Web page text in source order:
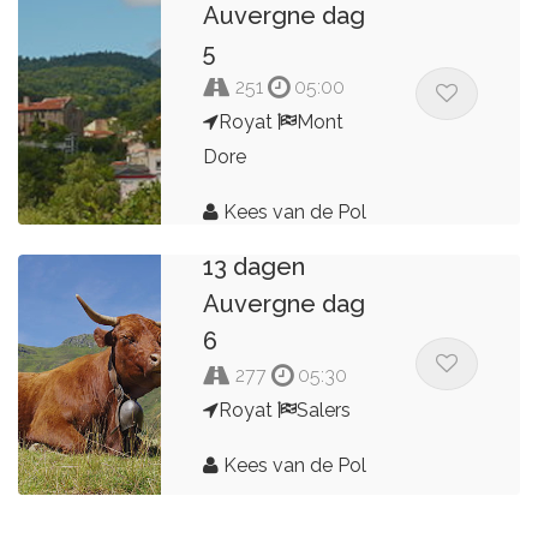
Auvergne dag
5
251
05:00
Royat
Mont
Dore
Kees van de Pol
13 dagen
Auvergne dag
6
277
05:30
Royat
Salers
Kees van de Pol